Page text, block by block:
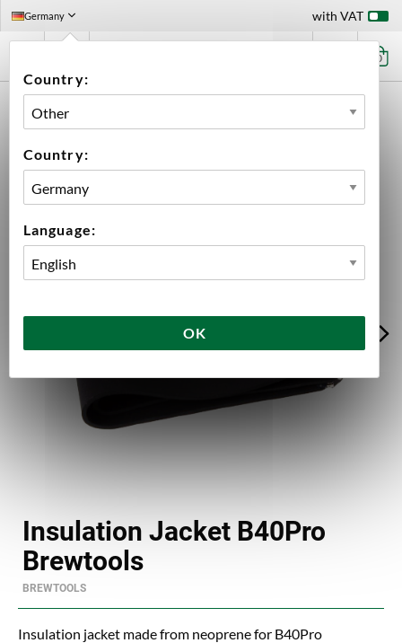
Germany
Country:
Country:
Language:
OK
with VAT
0
ACESSORIES BREWTOOLS
Insulation Jacket B40Pro
Brewtools
BREWTOOLS
Insulation jacket made from neoprene for B40Pro